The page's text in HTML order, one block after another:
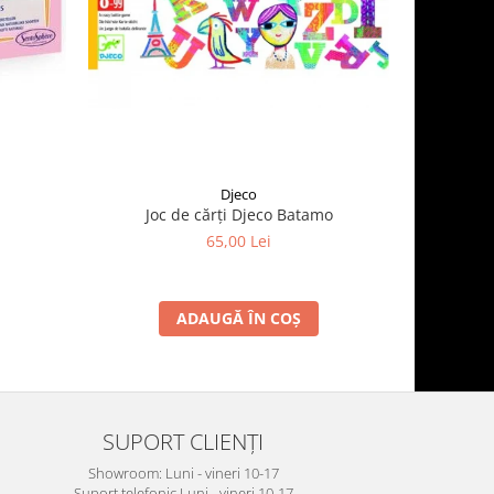
Djeco
Joc de cărți Djeco Batamo
65,00 Lei
ADAUGĂ ÎN COȘ
SUPORT CLIENȚI
Showroom: Luni - vineri 10-17